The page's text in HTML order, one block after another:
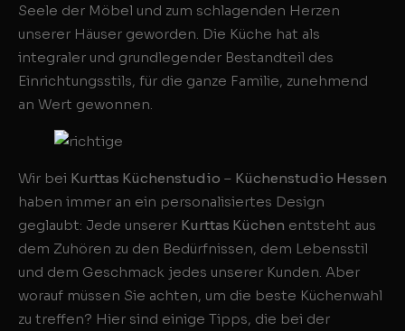
Seele der Möbel und zum schlagenden Herzen
unserer Häuser geworden. Die Küche hat als
integraler und grundlegender Bestandteil des
Einrichtungsstils, für die ganze Familie, zunehmend
an Wert gewonnen.
Wir bei Kurttas Küchenstudio – Küchenstudio Hessen
haben immer an ein personalisiertes Design
geglaubt: Jede unserer Kurttas Küchen entsteht aus
dem Zuhören zu den Bedürfnissen, dem Lebensstil
und dem Geschmack jedes unserer Kunden. Aber
worauf müssen Sie achten, um die beste Küchenwahl
zu treffen? Hier sind einige Tipps, die bei der